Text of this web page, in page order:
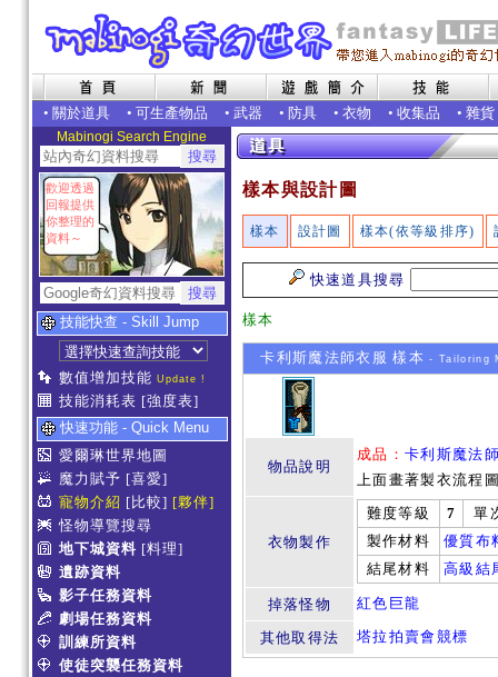
• 關於道具 • 可生產物品 • 武器 • 防具 • 衣物 • 收集品 • 雜貨
Mabinogi Search Engine
歡迎透過
回報提供
你整理的
資料～
技能快查 - Skill Jump
數值增加技能 Update !
技能消耗表 [強度表]
快速功能 - Quick Menu
愛爾琳世界地圖
魔力賦予 [喜愛]
寵物介紹 [比較] [夥伴]
怪物導覽搜尋
地下城資料 [料理]
遺跡資料
影子任務資料
劇場任務資料
訓練所資料
使徒突襲任務資料
樣本與設計圖
樣本 設計圖 樣本(依等級排序)
快速道具搜尋
樣本
卡利斯魔法師衣服 樣本 - Tailoring
物品說明
成品： 卡利斯魔法
上面畫著製衣流程
衣物製作
難度等級 7
單
製作材料
優質布
結尾材料
高級結
掉落怪物 紅色巨龍
其他取得法 塔拉拍賣會競標